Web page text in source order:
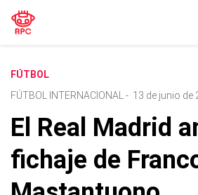
FÚTBOL
FÚTBOL INTERNACIONAL
- 13 de junio de
El Real Madrid
fichaje de